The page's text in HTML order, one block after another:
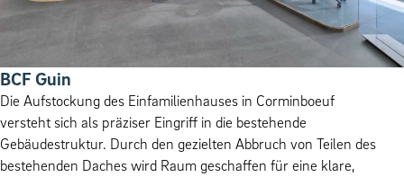
BCF Guin
Die Aufstockung des Einfamilienhauses in Corminboeuf
versteht sich als präziser Eingriff in die bestehende
Gebäudestruktur. Durch den gezielten Abbruch von Teilen des
bestehenden Daches wird Raum geschaffen für eine klare,